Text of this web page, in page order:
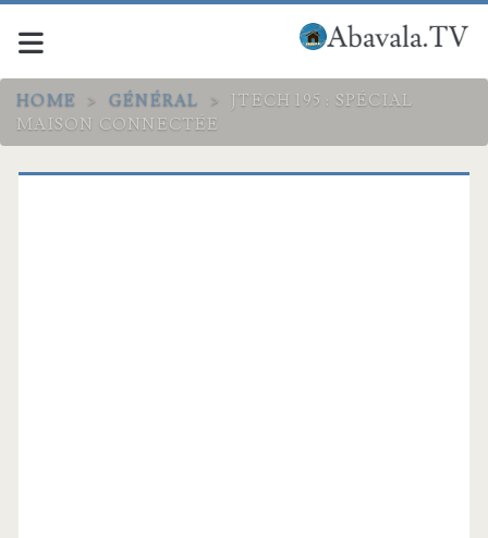
HOME > GÉNÉRAL >
JTECH 195 : SPÉCIAL
MAISON CONNECTÉE